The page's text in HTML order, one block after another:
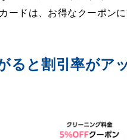
ードは、お得なクーポンに
ると割引率がア